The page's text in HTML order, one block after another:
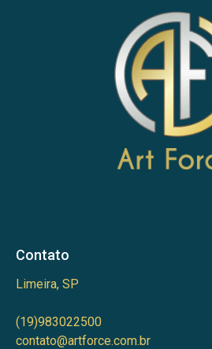
Contato
Limeira, SP
(19)983022500
contato@artforce.com.br